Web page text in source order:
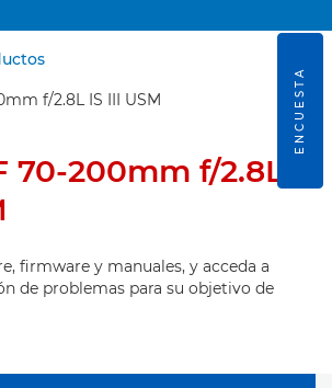
70-200mm f/2.8L
firmware y manuales, y acceda a
de problemas para su objetivo de
ENCUESTA